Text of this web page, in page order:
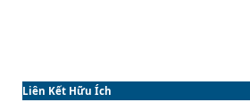
Liên Kết Hữu Ích